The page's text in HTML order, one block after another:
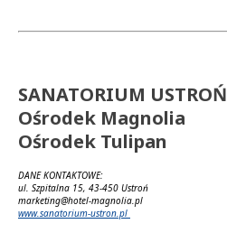
SANATORIUM USTROŃ
Ośrodek Magnolia
Ośrodek Tulipan
DANE KONTAKTOWE:
ul. Szpitalna 15, 43-450 Ustroń
marketing@hotel-magnolia.pl
www.sanatorium-ustron.pl